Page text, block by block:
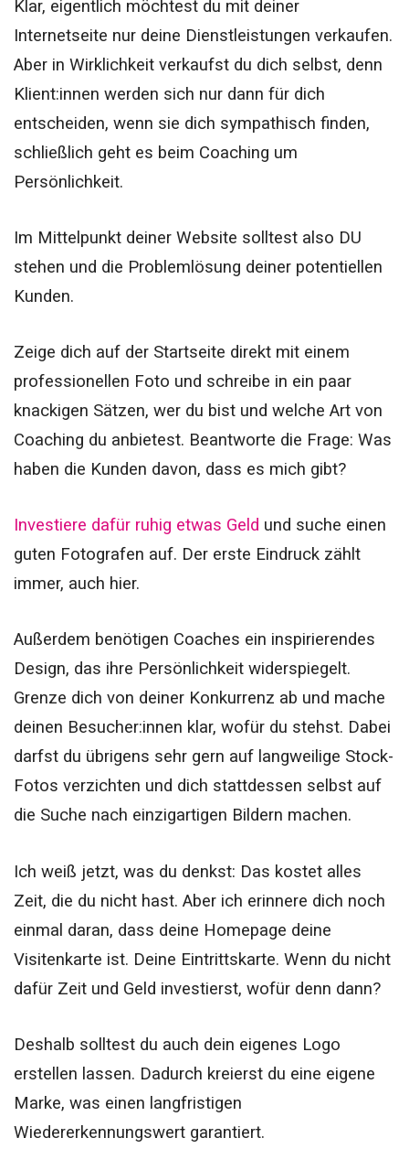
Klar, eigentlich möchtest du mit deiner
Internetseite nur deine Dienstleistungen verkaufen.
Aber in Wirklichkeit verkaufst du dich selbst, denn
Klient:innen werden sich nur dann für dich
entscheiden, wenn sie dich sympathisch finden,
schließlich geht es beim Coaching um
Persönlichkeit.
Im Mittelpunkt deiner Website solltest also DU
stehen und die Problemlösung deiner potentiellen
Kunden.
Zeige dich auf der Startseite direkt mit einem
professionellen Foto und schreibe in ein paar
knackigen Sätzen, wer du bist und welche Art von
Coaching du anbietest. Beantworte die Frage: Was
haben die Kunden davon, dass es mich gibt?
Investiere dafür ruhig etwas Geld und suche einen
guten Fotografen auf. Der erste Eindruck zählt
immer, auch hier.
Außerdem benötigen Coaches ein inspirierendes
Design, das ihre Persönlichkeit widerspiegelt.
Grenze dich von deiner Konkurrenz ab und mache
deinen Besucher:innen klar, wofür du stehst. Dabei
darfst du übrigens sehr gern auf langweilige Stock-
Fotos verzichten und dich stattdessen selbst auf
die Suche nach einzigartigen Bildern machen.
Ich weiß jetzt, was du denkst: Das kostet alles
Zeit, die du nicht hast. Aber ich erinnere dich noch
einmal daran, dass deine Homepage deine
Visitenkarte ist. Deine Eintrittskarte. Wenn du nicht
dafür Zeit und Geld investierst, wofür denn dann?
Deshalb solltest du auch dein eigenes Logo
erstellen lassen. Dadurch kreierst du eine eigene
Marke, was einen langfristigen
Wiedererkennungswert garantiert.